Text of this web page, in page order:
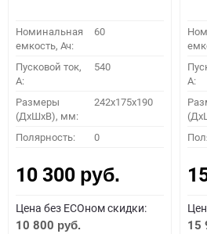
Номинальная
емкость, Ач:
60
Пусковой ток,
A:
540
Размеры
(ДхШхВ), мм:
242x175x190
Полярность: 0
10 300 руб.
Цена без ECOном скидки:
10 800 руб.
A:
15